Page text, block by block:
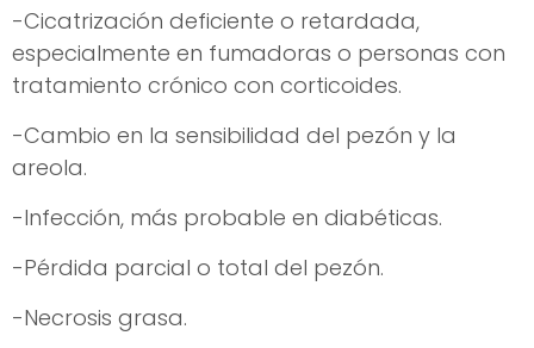
-Cicatrización deficiente o retardada,
especialmente en fumadoras o personas con
tratamiento crónico con corticoides.
-Cambio en la sensibilidad del pezón y la
areola.
-Infección, más probable en diabéticas.
-Pérdida parcial o total del pezón.
-Necrosis grasa.